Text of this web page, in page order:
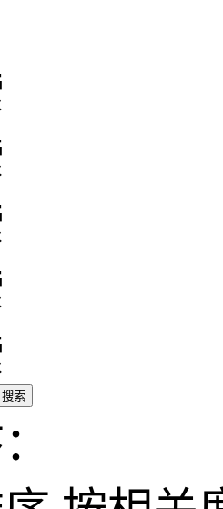
搜索